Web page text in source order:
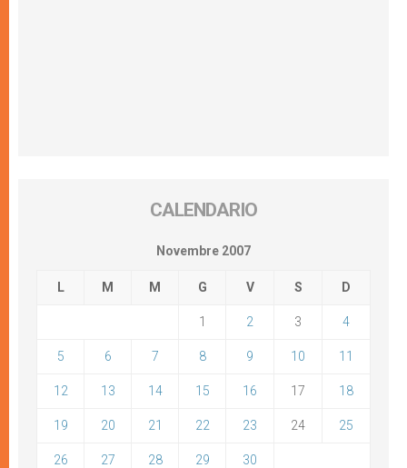
CALENDARIO
Novembre 2007
L M M G V S D
1 2 3 4
5 6 7 8 9 10 11
12 13 14 15 16 17 18
19 20 21 22 23 24 25
26 27 28 29 30